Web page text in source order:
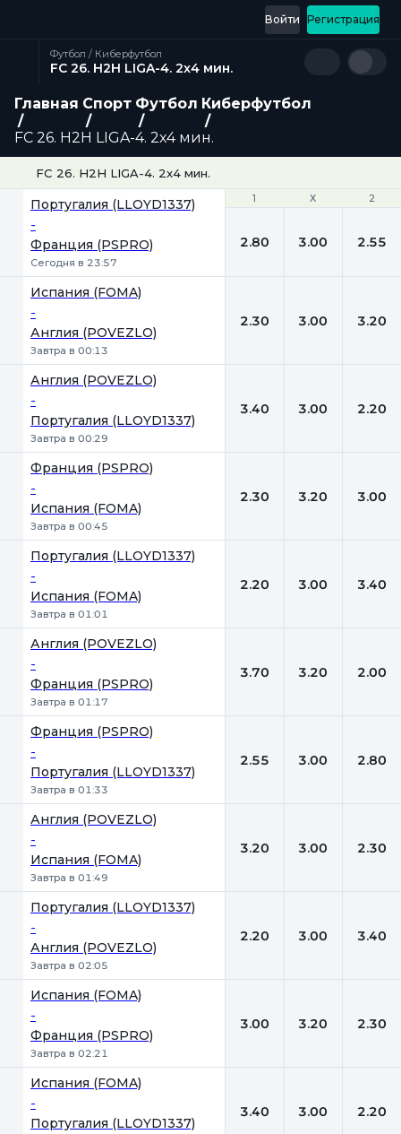
Регистрация
Войти
Футбол / Киберфутбол
FC 26. H2H LIGA-4. 2x4 мин.
Главная Спорт Футбол Киберфутбол
FC 26. H2H LIGA-4. 2x4 мин.
FC 26. H2H LIGA-4. 2x4 мин.
1 Х 2
Португалия (LLOYD1337)
-
Франция (PSPRO)
Сегодня в 23:57
1 Х 2
2.80 3.00 2.55
Испания (FOMA)
-
Англия (POVEZLO)
Завтра в 00:13
2.30 3.00 3.20
Англия (POVEZLO)
-
Португалия (LLOYD1337)
Завтра в 00:29
3.40 3.00 2.20
Франция (PSPRO)
-
Испания (FOMA)
Завтра в 00:45
2.30 3.20 3.00
Португалия (LLOYD1337)
-
Испания (FOMA)
Завтра в 01:01
2.20 3.00 3.40
Англия (POVEZLO)
-
Франция (PSPRO)
Завтра в 01:17
3.70 3.20 2.00
Франция (PSPRO)
-
Португалия (LLOYD1337)
Завтра в 01:33
2.55 3.00 2.80
Англия (POVEZLO)
-
Испания (FOMA)
Завтра в 01:49
3.20 3.00 2.30
Португалия (LLOYD1337)
-
Англия (POVEZLO)
Завтра в 02:05
2.20 3.00 3.40
Испания (FOMA)
-
Франция (PSPRO)
Завтра в 02:21
3.00 3.20 2.30
Испания (FOMA)
-
Португалия (LLOYD1337)
3.40 3.00 2.20